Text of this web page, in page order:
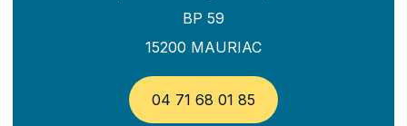
BP 59
15200 MAURIAC
04 71 68 01 85